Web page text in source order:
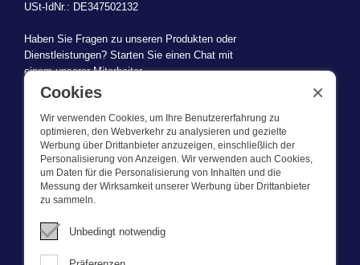
USt-IdNr.: DE347502132
Haben Sie Fragen zu unseren Produkten oder
Dienstleistungen? Starten Sie einen Chat mit
einem unserer Mitarbeiter.
WAS WIR TUN
Dieser Webshop ist Teil von BEVAZET BV. Bevazet beliefert seit
1983 große und kleinere Unternehmen mit Berufsbekleidung. Wir
haben einen eigenen Laden/Ausstellungsraum in Brandwijk. Wir
bieten unseren Kunden hochwertige und starke
Unternehmenskleidung zu einem wettbewerbsfähigen Preis. UnseR
Cookies
Wir verwenden Cookies, um Ihre Benutzererfahrung zu
optimieren, den Webverkehr zu analysieren und gezielte
Werbung über Drittanbieter anzuzeigen, einschließlich der
Personalisierung von Anzeigen. Wir verwenden auch Cookies,
um Daten für die Personalisierung von Inhalten und die
Messung der Wirksamkeit unserer Werbung über Drittanbieter
zu sammeln.
Unbedingt notwendig
×